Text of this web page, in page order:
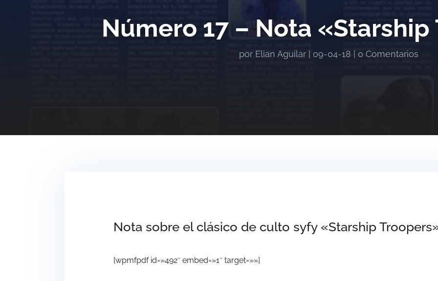
Número 17 – Nota
por Elian Aguilar| 09-04-18 0 Comentarios
Nota sobre el clásico de culto syfy «Starship
[wpmfpdf id=»492″ embed=»1″ target=»»]